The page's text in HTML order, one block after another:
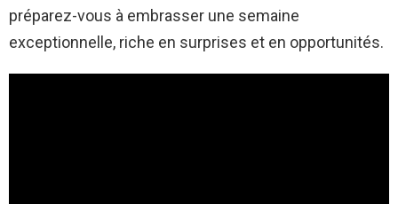
préparez-vous à embrasser une semaine
exceptionnelle, riche en surprises et en opportunités.